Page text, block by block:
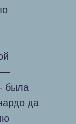
—
была
да